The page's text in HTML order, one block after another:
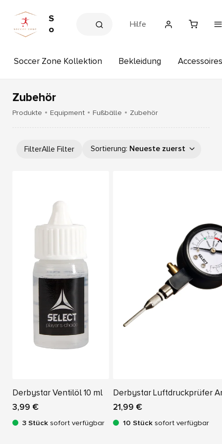
S
o
e
o
e
Hilfe
Soccer Zone Kollektion Bekleidung Accessoires
Zubehör
Produkte Equipment Fußbälle Zubehör
FilterAlle Filter Sortierung: Neueste zuerst
Derbystar Ventilöl 10 ml
3,99 €
3 Stück sofort verfügbar
Derbystar Luftdruckprüfer
21,99 €
10 Stück sofort verfügbar